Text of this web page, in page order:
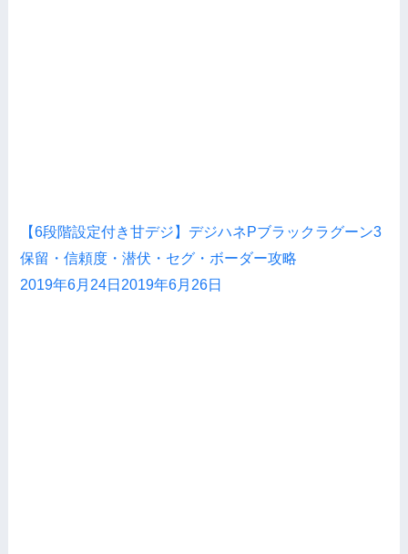
【6段階設定付き甘デジ】デジハネPブラックラグーン3
保留・信頼度・潜伏・セグ・ボーダー攻略
2019年6月24日 2019年6月26日